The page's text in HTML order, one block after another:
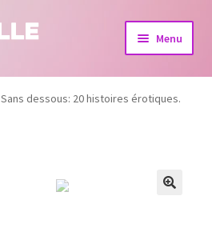
Menu
Sans dessous: 20 histoires érotiques.